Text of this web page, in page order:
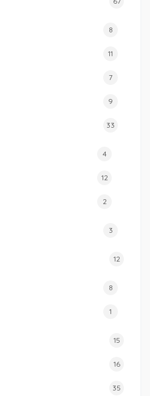
8
11
7
9
33
4
12
2
3
12
8
1
15
16
35